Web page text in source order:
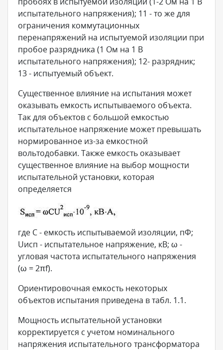
испытательного напряжения); 11 - то же для
ограничения коммутационных
перенапряжений на испытуемой изоляции при
пробое разрядника (1 Ом на 1 В
испытательного напряжения); 12- разрядник;
13 - испытуемый объект.
Существенное влияние на испытания может
оказывать емкость испытываемого объекта.
Так для объектов с большой емкостью
испытательное напряжение может превышать
нормированное из-за емкостной
вольтодобавки. Также емкость оказывает
существенное влияние на выбор мощности
испытательной установки, которая
определяется
где С - емкость испытываемой изоляции, пФ;
Uисп - испытательное напряжение, кВ; ω -
угловая частота испытательного напряжения
(ω = 2πf).
Ориентировочная емкость некоторых
объектов испытания приведена в табл. 1.1.
Мощность испытательной установки
корректируется с учетом номинального
напряжения испытательного трансформатора